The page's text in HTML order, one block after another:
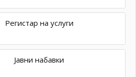
Регистар на услуги
Јавни набавки